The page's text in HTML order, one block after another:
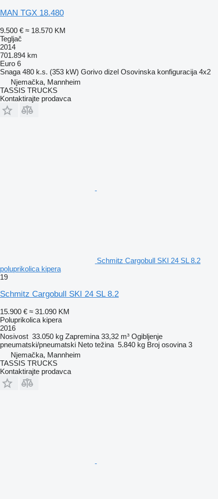
MAN TGX 18.480
9.500 € ≈ 18.570 KM
Tegljač
2014
701.894 km
Euro 6
Snaga 480 k.s. (353 kW) Gorivo dizel Osovinska konfiguracija 4x2
Njemačka, Mannheim
TASSIS TRUCKS
Kontaktirajte prodavca
Schmitz Cargobull SKI 24 SL 8.2
poluprikolica kipera
19
Schmitz Cargobull SKI 24 SL 8.2
15.900 € ≈ 31.090 KM
Poluprikolica kipera
2016
Nosivost 33.050 kg Zapremina 33,32 m³ Ogibljenje
pneumatski/pneumatski Neto težina 5.840 kg Broj osovina 3
Njemačka, Mannheim
TASSIS TRUCKS
Kontaktirajte prodavca